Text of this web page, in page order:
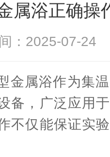
属浴正确操
间：2025-07-
属浴作为集温
备，广泛应用
不仅能保证实